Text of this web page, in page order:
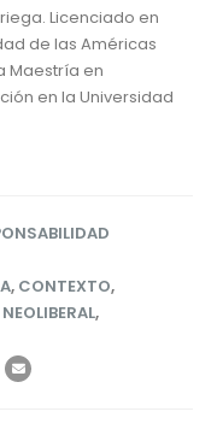
Licenciado en
de las Américas
Maestría en
en la Universidad
, CONTEXTO,
NEOLIBERAL,